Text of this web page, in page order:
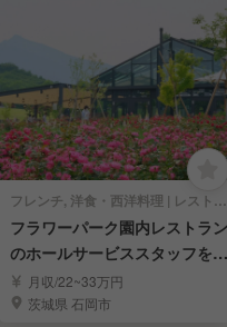
フレンチ, 洋食・西洋料理 | レストランサービス・ホールスタッフ
フラワーパーク園内レストラン
のホールサービススタッフを募
集 月収/22~33万円
茨城県 石岡市